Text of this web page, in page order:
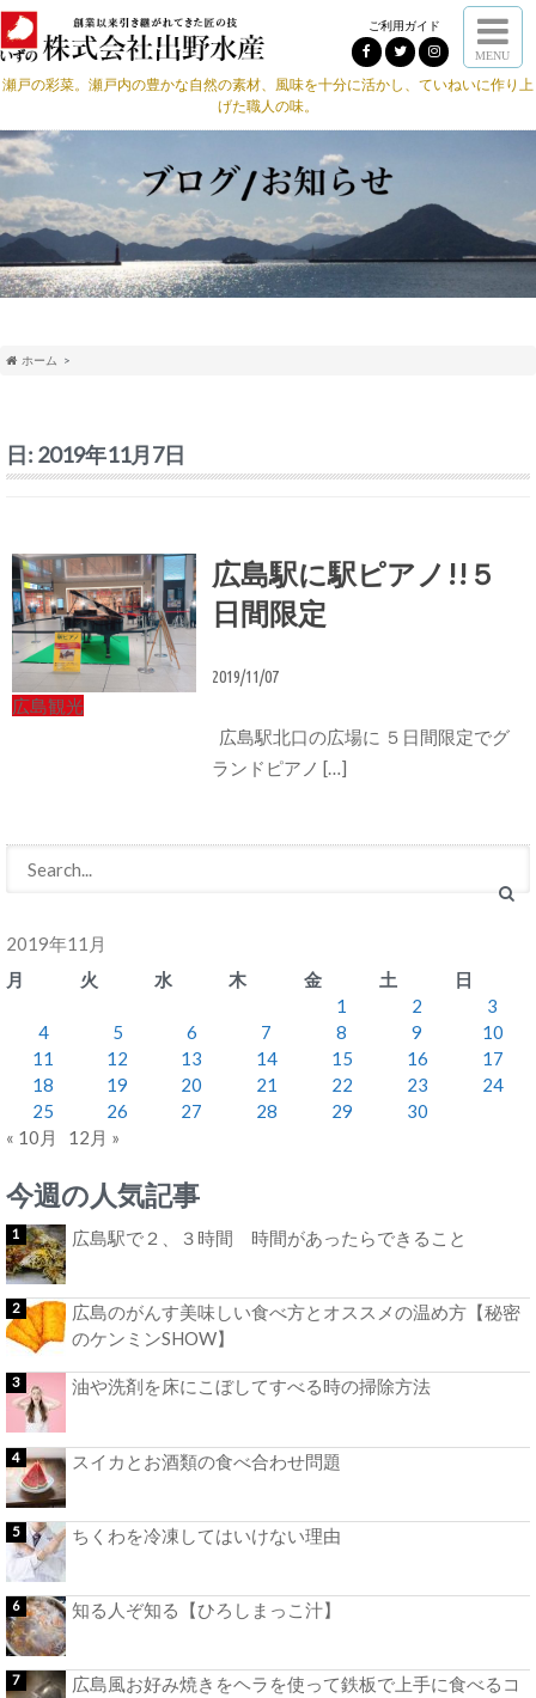
ご利用ガイド
MENU
瀬戸の彩菜。瀬戸内の豊かな自然の素材、風味を十分に活かし、ていねいに作り上
げた職人の味。
ホーム
日: 2019年11月7日
広島観光
広島駅に駅ピアノ!!５
日間限定
2019/11/07
広島駅北口の広場に ５日間限定でグ
ランドピアノ […]
2019年11月
月
火 水 木 金 土
日
1
2
3
4
5 6 7 8 9
10
11
12 13 14 15 16
17
18
19 20 21 22 23
24
25
26 27 28 29
30
« 10月
12月 »
今週の人気記事
広島駅で２、３時間 時間があったらできること
広島のがんす美味しい食べ方とオススメの温め方【秘密
のケンミンSHOW】
油や洗剤を床にこぼしてすべる時の掃除方法
スイカとお酒類の食べ合わせ問題
ちくわを冷凍してはいけない理由
知る人ぞ知る【ひろしまっこ汁】
広島風お好み焼きをヘラを使って鉄板で上手に食べるコ